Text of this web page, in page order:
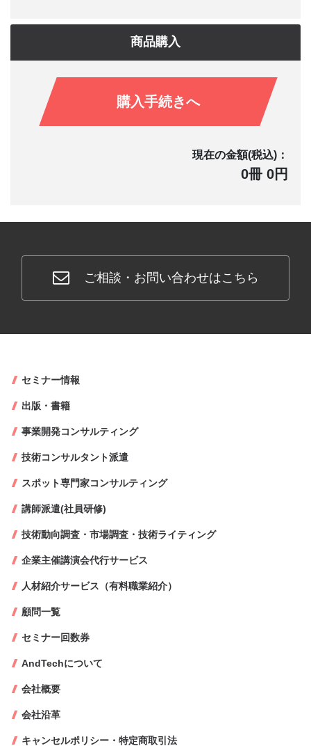
商品購入
購入手続きへ
現在の金額(税込)：
0冊 0円
ご相談・お問い合わせはこちら
セミナー情報
出版・書籍
事業開発コンサルティング
技術コンサルタント派遣
スポット専門家コンサルティング
講師派遣(社員研修)
技術動向調査・市場調査・技術ライティング
企業主催講演会代行サービス
人材紹介サービス（有料職業紹介）
顧問一覧
セミナー回数券
AndTechについて
会社概要
会社沿革
キャンセルポリシー・特定商取引法